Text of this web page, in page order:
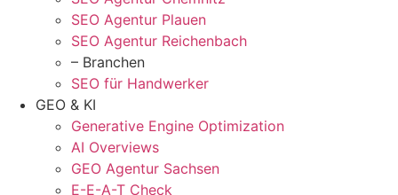
SEO Agentur Plauen
SEO Agentur Reichenbach
– Branchen
SEO für Handwerker
GEO & KI
Generative Engine Optimization
AI Overviews
GEO Agentur Sachsen
E-E-A-T Check